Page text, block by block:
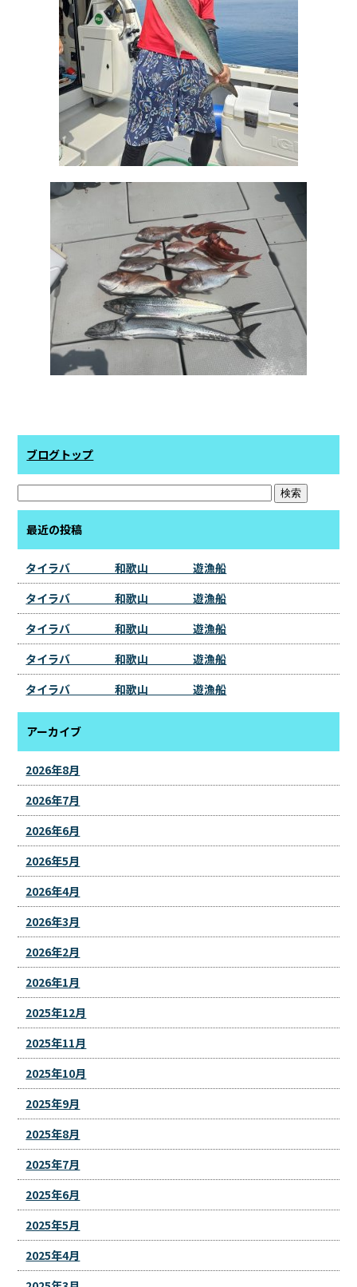
ブログトップ
最近の投稿
タイラバ 和歌山 遊漁船
タイラバ 和歌山 遊漁船
タイラバ 和歌山 遊漁船
タイラバ 和歌山 遊漁船
タイラバ 和歌山 遊漁船
アーカイブ
2026年8月
2026年7月
2026年6月
2026年5月
2026年4月
2026年3月
2026年2月
2026年1月
2025年12月
2025年11月
2025年10月
2025年9月
2025年8月
2025年7月
2025年6月
2025年5月
2025年4月